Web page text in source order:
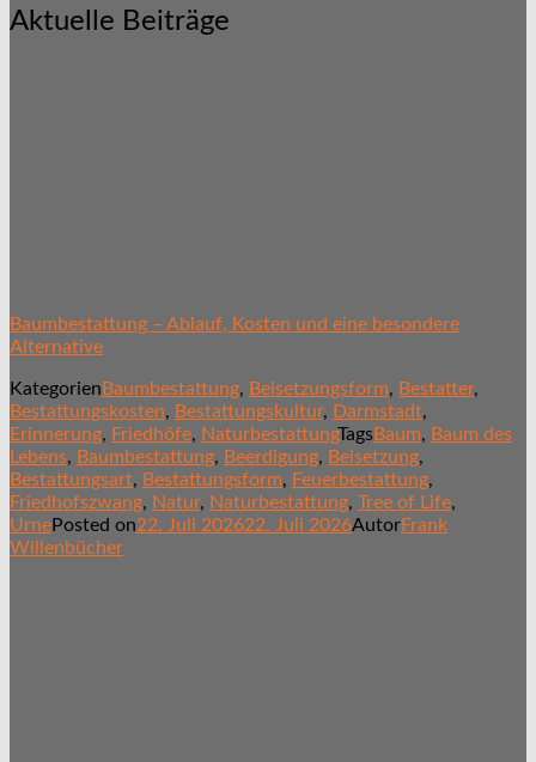
Aktuelle Beiträge
Baumbestattung – Ablauf, Kosten und eine besondere
Alternative
Kategorien Baumbestattung, Beisetzungsform, Bestatter,
Bestattungskosten, Bestattungskultur, Darmstadt,
Erinnerung, Friedhöfe, NaturbestattungTagsBaum, Baum des
Lebens, Baumbestattung, Beerdigung, Beisetzung,
Bestattungsart, Bestattungsform, Feuerbestattung,
Friedhofszwang, Natur, Naturbestattung, Tree of Life,
UrnePosted on22. Juli 202622. Juli 2026AutorFrank
Willenbücher